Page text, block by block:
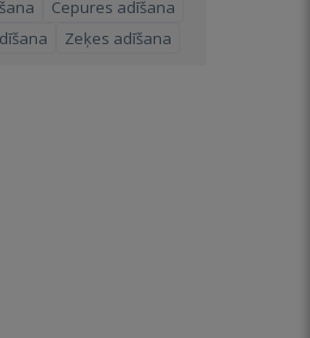
Cepures adīšana
Zeķes adīšana